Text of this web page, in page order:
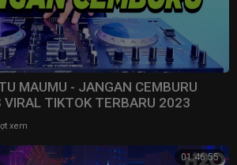
MAUMU - JANGAN CEMBURU
VIRAL TIKTOK TERBARU 2023
xem
01:46:55